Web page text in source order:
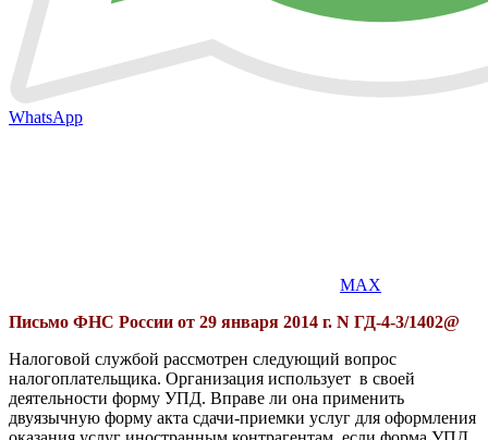
WhatsApp
MAX
Письмо ФНС России от 29 января 2014 г. N ГД-4-3/1402@
Налоговой службой рассмотрен следующий вопрос
налогоплательщика. Организация использует в своей
деятельности форму УПД. Вправе ли она применить
двуязычную форму акта сдачи-приемки услуг для оформления